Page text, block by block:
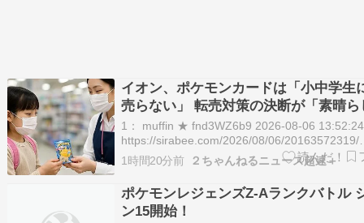
イオン、ポケモンカードは「小中学生
売らない」 転売対策の決断が「素晴ら
| 小遣い渡して並ばせるだけじゃん
1： muffin ★ fnd3WZ6b9 2026-08-06 13:52:24
https://sirabee.com/2026/08/06/20163572319/
2026/08/06 大好きなゲームや漫画、ハッピー
おもちゃが手に入らず、多くの子供達が転売
1時間20分前 ２ちゃんねるニュース超速＋
ポケモンレジェンズZ-Aランクバトル
ン15開始！